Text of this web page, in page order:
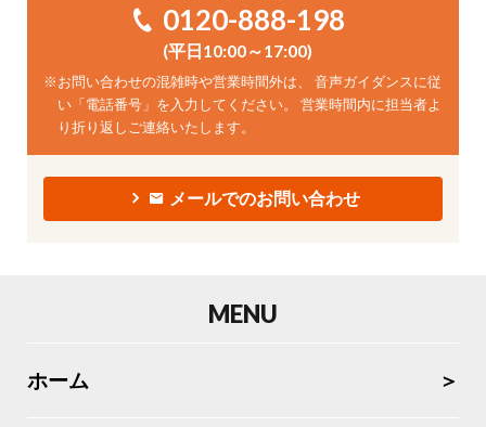
0120-888-198
(平日10:00～17:00)
※お問い合わせの混雑時や営業時間外は、 音声ガイダンスに従
い「電話番号」を入力してください。 営業時間内に担当者よ
り折り返しご連絡いたします。
メールでのお問い合わせ
MENU
ホーム